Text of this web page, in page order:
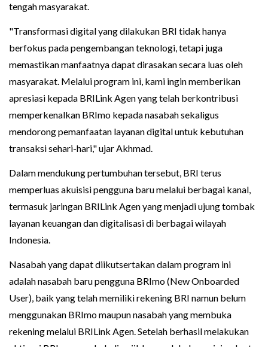
tengah masyarakat.
"Transformasi digital yang dilakukan BRI tidak hanya
berfokus pada pengembangan teknologi, tetapi juga
memastikan manfaatnya dapat dirasakan secara luas oleh
masyarakat. Melalui program ini, kami ingin memberikan
apresiasi kepada BRILink Agen yang telah berkontribusi
memperkenalkan BRImo kepada nasabah sekaligus
mendorong pemanfaatan layanan digital untuk kebutuhan
transaksi sehari-hari," ujar Akhmad.
Dalam mendukung pertumbuhan tersebut, BRI terus
memperluas akuisisi pengguna baru melalui berbagai kanal,
termasuk jaringan BRILink Agen yang menjadi ujung tombak
layanan keuangan dan digitalisasi di berbagai wilayah
Indonesia.
Nasabah yang dapat diikutsertakan dalam program ini
adalah nasabah baru pengguna BRImo (New Onboarded
User), baik yang telah memiliki rekening BRI namun belum
menggunakan BRImo maupun nasabah yang membuka
rekening melalui BRILink Agen. Setelah berhasil melakukan